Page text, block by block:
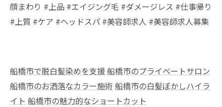
顔まわり #上品 #エイジング毛 #ダメージレス #仕事帰り
#上質 #ケア #ヘッドスパ #美容師求人 #美容師求人募集
船橋市で脱白髪染めを支援船橋市のプライベートサロン
船橋市のお洒落なカラー施術 船橋市の白髪ぼかしハイラ
イト 船橋市の魅力的なショートカット